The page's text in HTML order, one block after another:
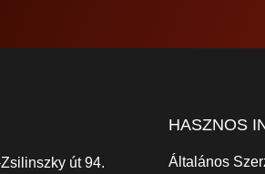
út 94.
HASZNOS
Általános